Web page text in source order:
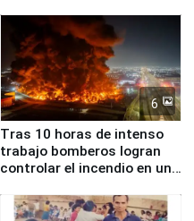
6
Tras 10 horas de intenso
trabajo bomberos logran
controlar el incendio en una
de Chile